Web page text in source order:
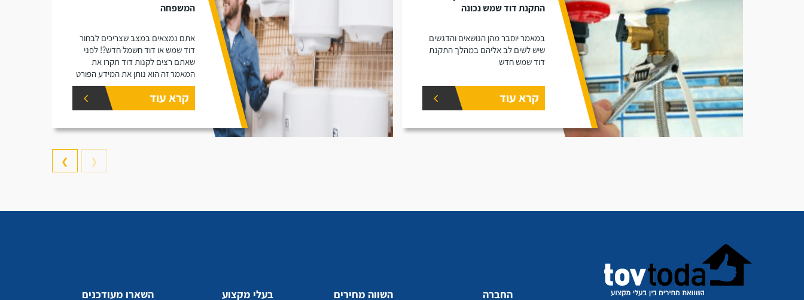
התקנת דוד שמש נכונה
במאמר יוסבר מהן הנושאים והדגשים
שיש לשים לב אליהם במהלך התקנת
דוד שמש חדש
קרא עוד
המשפחה
אתם נמצאים במצב שצריכים לבחור
דוד שמש או דוד חשמל חדש?! לפני
שאתם רצים לקנות דוד תקרו את
המאמר זה הוא נותן את המידע הפורט
על נפחים שונים של דודים ואיזה דוד
הכי יתאים עבורכם.
קרא עוד
❮
❯
החברה השווה מחירים בעלי מקצוע השארו מעודכנים